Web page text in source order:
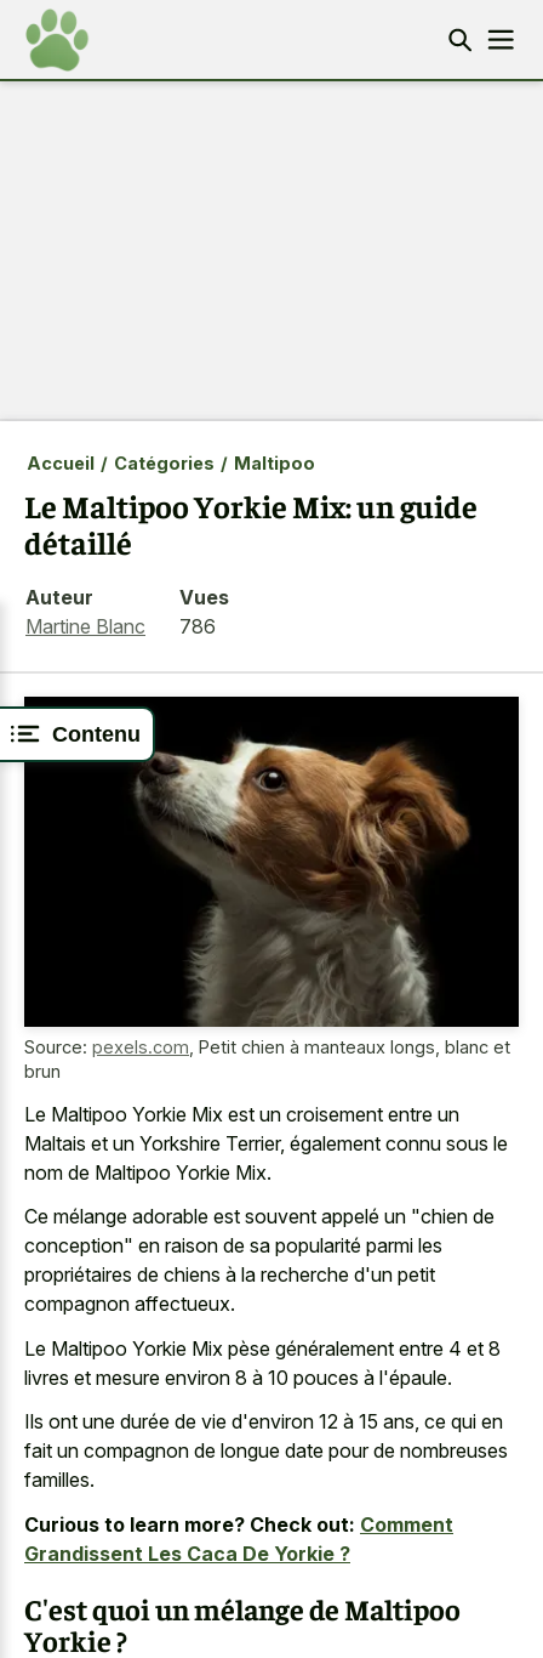
Contenu
Accueil / Catégories / Maltipoo
Le Maltipoo Yorkie Mix: un guide
détaillé
Auteur
Martine Blanc
Vues
786
Source: pexels.com Petit chien à manteaux longs, blanc et
brun
Le Maltipoo Yorkie Mix est un croisement entre un
Maltais et un Yorkshire Terrier, également connu sous le
nom de Maltipoo Yorkie Mix.
Ce mélange adorable est souvent appelé un "chien de
conception" en raison de sa popularité parmi les
propriétaires de chiens à la recherche d'un petit
compagnon affectueux.
Le Maltipoo Yorkie Mix pèse généralement entre 4 et 8
livres et mesure environ 8 à 10 pouces à l'épaule.
Ils ont une durée de vie d'environ 12 à 15 ans, ce qui en
fait un compagnon de longue date pour de nombreuses
familles.
Curious to learn more? Check out: Comment
Grandissent Les Caca De Yorkie ?
C'est quoi un mélange de Maltipoo
Yorkie ?